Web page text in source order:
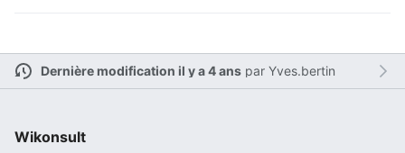
Dernière modification il y a 4 anspar Yves.bertin
Wikonsult